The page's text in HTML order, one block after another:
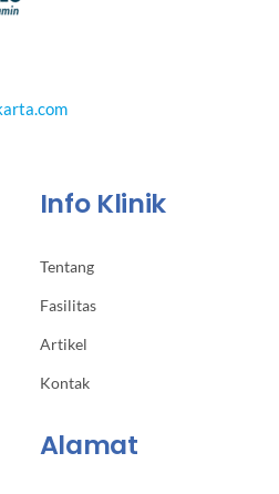
Info Klinik
Tentang
Fasilitas
Artikel
Kontak
Alamat